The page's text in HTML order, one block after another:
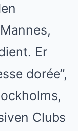
Er
dorée”,
Clubs